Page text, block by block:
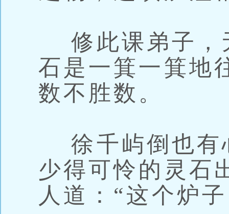
修此课弟子，
石是一箕一箕地
数不胜数。
徐千屿倒也有
少得可怜的灵石
人道：“这个炉